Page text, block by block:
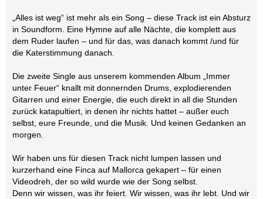
„Alles ist weg“ ist mehr als ein Song – diese Track ist ein Absturz
in Soundform. Eine Hymne auf alle Nächte, die komplett aus
dem Ruder laufen – und für das, was danach kommt /und für
die Katerstimmung danach.
Die zweite Single aus unserem kommenden Album „Immer
unter Feuer“ knallt mit donnernden Drums, explodierenden
Gitarren und einer Energie, die euch direkt in all die Stunden
zurück katapultiert, in denen ihr nichts hattet – außer euch
selbst, eure Freunde, und die Musik. Und keinen Gedanken an
morgen.
Wir haben uns für diesen Track nicht lumpen lassen und
kurzerhand eine Finca auf Mallorca gekapert – für einen
Videodreh, der so wild wurde wie der Song selbst.
Denn wir wissen, was ihr feiert. Wir wissen, was ihr lebt. Und wir